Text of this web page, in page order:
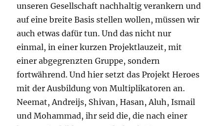
unseren Gesellschaft nachhaltig verankern und
auf eine breite Basis stellen wollen, müssen wir
auch etwas dafür tun. Und das nicht nur
einmal, in einer kurzen Projektlauzeit, mit
einer abgegrenzten Gruppe, sondern
fortwährend. Und hier setzt das Projekt Heroes
mit der Ausbildung von Multiplikatoren an.
Neemat, Andreijs, Shivan, Hasan, Aluh, Ismail
und Mohammad, ihr seid die, die nach einer